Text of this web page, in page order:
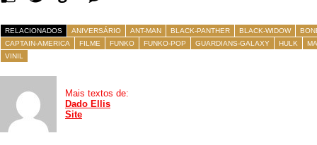
RELACIONADOS ANIVERSÁRIO ANT-MAN BLACK-PANTHER BLACK-WIDOW
CAPTAIN-AMERICA
FILME FUNKO FUNKO-POP GUARDIANS-GALAXY HULK
VINIL
Mais textos de:
Dado Ellis
Site